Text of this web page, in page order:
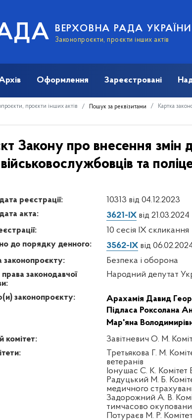
ВЕРХОВНА РАДА УКРАЇНИ
Законопроєкти, проєкти інших актів
Оформлення Зареєстровані
проєкти інших актів Пошук за реквізитами Картка
Закону про внесення змін
та
реєстрації:
10313 від 04.12.2023
акта:
3621-IX від 21.03.2024
10 сесія IX скликання
до порядку денного:
3562-IX від
законопроєкту:
Безпека і оборона
законодавчої
Народний депутат
законопроєкту: Арахамія Давид
Підласа Роксолана
Мар'яна
комітет:
Завітневич О. М.
Третьякова Г. М.
ветеранів
Іонушас С. К. Комітет
Радуцький М. Б.
медичного
Задорожний А. В.
тимчасово
Потураєв М. Р.